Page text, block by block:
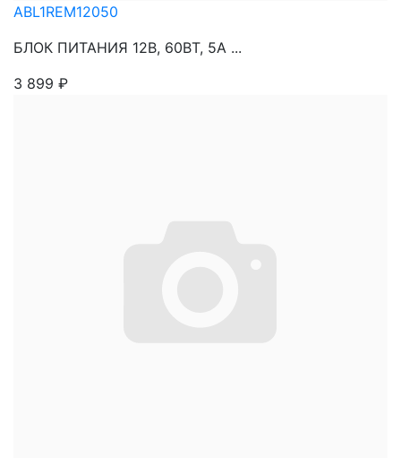
ABL1REM12050
БЛОК ПИТАНИЯ 12В, 60ВТ, 5А ...
3 899 ₽